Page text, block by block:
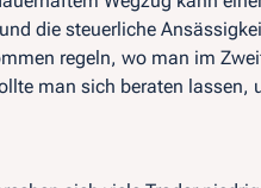
die steuerliche
regeln, wo man im
man sich beraten